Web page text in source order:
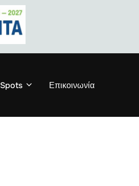
Spots Επικοινωνία